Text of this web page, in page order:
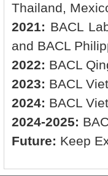
Thailand,
2021: BACL
and BACL
2022: BACL
2023: BACL
2024: BACL
2024-2025:
Future: Keep